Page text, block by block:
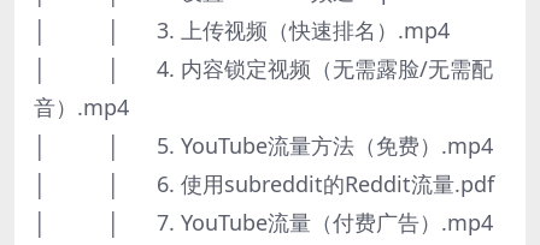
│ │ 3. 上传视频（快速排名）.mp4
│ │ 4. 内容锁定视频（无需露脸/无需配
音）.mp4
│ │ 5. YouTube流量方法（免费）.mp4
│ │ 6. 使用subreddit的Reddit流量.pdf
│ │ 7. YouTube流量（付费广告）.mp4